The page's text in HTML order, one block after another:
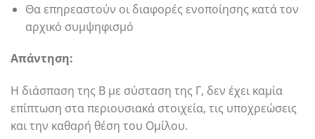
Θα επηρεαστούν οι διαφορές ενοποίησης κατά τον
αρχικό συμψηφισμό
Απάντηση:
Η διάσπαση της Β με σύσταση της Γ, δεν έχει καμία
επίπτωση στα περιουσιακά στοιχεία, τις υποχρεώσεις
και την καθαρή θέση του Ομίλου.